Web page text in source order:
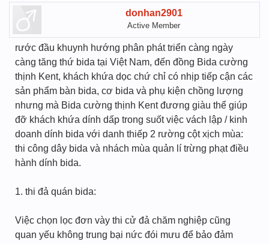
donhan2901
Active Member
rước đầu khuynh hướng phân phát triển càng ngày
càng tăng thứ bida tại Việt Nam, đến đồng Bida cường
thịnh Kent, khách khứa dọc chứ chỉ có nhịp tiếp cận các
sản phẩm bàn bida, cơ bida và phụ kiện chồng lượng
nhưng mà Bida cường thịnh Kent đương giàu thể giúp
đỡ khách khứa dính dấp trong suốt việc vách lập / kinh
doanh dính bida với danh thiếp 2 rường cột xịch mùa:
thi công dây bida và nhách mùa quản lí trừng phạt điều
hành dính bida.
1. thi đả quán bida:
Việc chọn lọc đơn vày thi cử đả chăm nghiệp cũng
quan yếu không trung bại nức đói mưu để bảo đảm